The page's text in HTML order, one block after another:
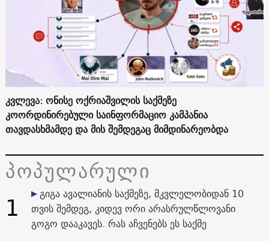
კვლევა: ონისე ოქრიაშვილის საქმეზე
კოორდინირებული საინფორმაციო კამპანია
თავდასხმამდე და მის შემდეგაც მიმდინარეობდა
პოპულარული
1
გიგა ავალიანის საქმეზე, მკვლელობიდან 10
თვის შემდეგ, კიდევ ორი არასრულწლოვანი
გოგო დააკავეს. რას აჩვენებს ეს საქმე